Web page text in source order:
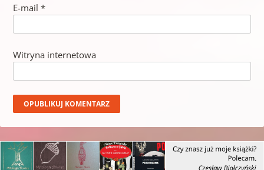
E-mail *
Witryna internetowa